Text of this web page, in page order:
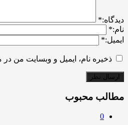
ديدگاه:*
نام:*
ایمیل:*
ذخیره نام، ایمیل و وبسایت من
مطالب محبوب
0